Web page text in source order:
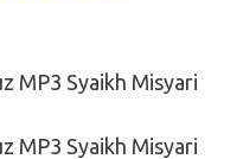
MP3 Syaikh Misyari
MP3 Syaikh Misyari